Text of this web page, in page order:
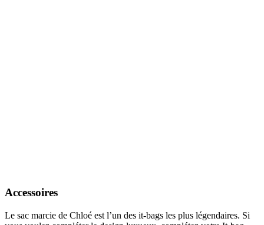
Accessoires
Le sac marcie de Chloé est l’un des it-bags les plus légendaires. Si